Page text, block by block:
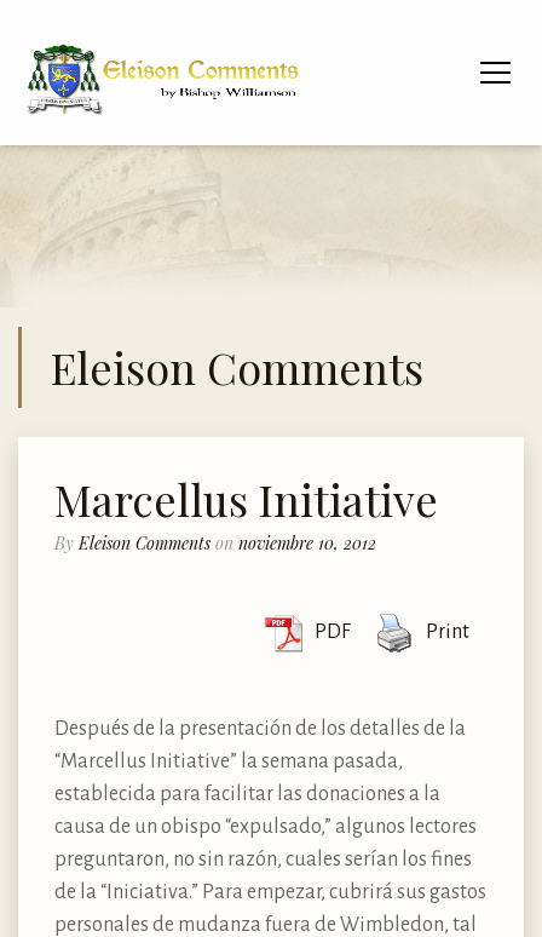
Eleison Comments
Marcellus Initiative
By Eleison Comments on noviembre 10, 2012
PDF Print
Después de la presentación de los detalles de la
“Marcellus Initiative” la semana pasada,
establecida para facilitar las donaciones a la
causa de un obispo “expulsado,” algunos lectores
preguntaron, no sin razón, cuales serían los fines
de la “Iniciativa.” Para empezar, cubrirá sus gastos
personales de mudanza fuera de Wimbledon, tal